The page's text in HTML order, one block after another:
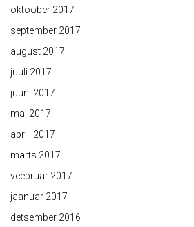
oktoober 2017
september 2017
august 2017
juuli 2017
juuni 2017
mai 2017
aprill 2017
märts 2017
veebruar 2017
jaanuar 2017
detsember 2016